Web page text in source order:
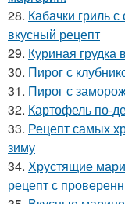
28. Кабачки гриль
вкусный рецепт
29. Куриная
30. Пирог с
31. Пирог с
32. Картофель по-
33. Рецепт самых
зиму
34. Хрустящие
рецепт с